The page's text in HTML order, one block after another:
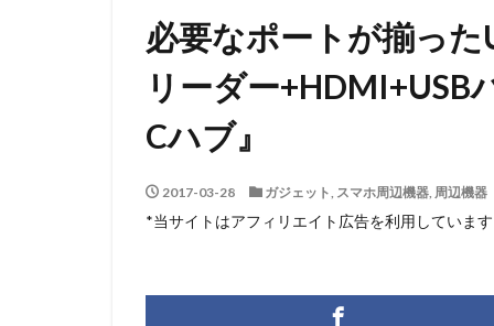
必要なポートが揃った
リーダー+HDMI+USB
Cハブ』
2017-03-28 ガジェット, スマホ周辺機器, 周辺機器
*当サイトはアフィリエイト広告を利用していま